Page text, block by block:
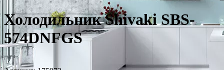
Холодильник Shivaki SBS-
574DNFGS